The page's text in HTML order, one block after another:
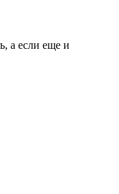
а если еще и